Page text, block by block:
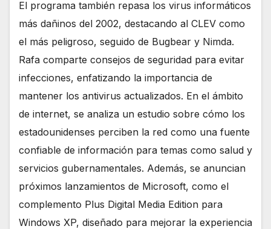
El programa también repasa los virus informáticos
más dañinos del 2002, destacando al CLEV como
el más peligroso, seguido de Bugbear y Nimda.
Rafa comparte consejos de seguridad para evitar
infecciones, enfatizando la importancia de
mantener los antivirus actualizados. En el ámbito
de internet, se analiza un estudio sobre cómo los
estadounidenses perciben la red como una fuente
confiable de información para temas como salud y
servicios gubernamentales. Además, se anuncian
próximos lanzamientos de Microsoft, como el
complemento Plus Digital Media Edition para
Windows XP, diseñado para mejorar la experiencia